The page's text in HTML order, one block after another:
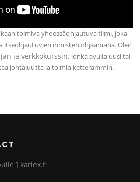
toimiva yhdessäohjautuva tiimi, joka
ihmisten ohjaamana. Olen
ja verkkokurssin, jonka avulla uusi tai
johtajuutta ja toimia ketterämmin.
] karlex.fi